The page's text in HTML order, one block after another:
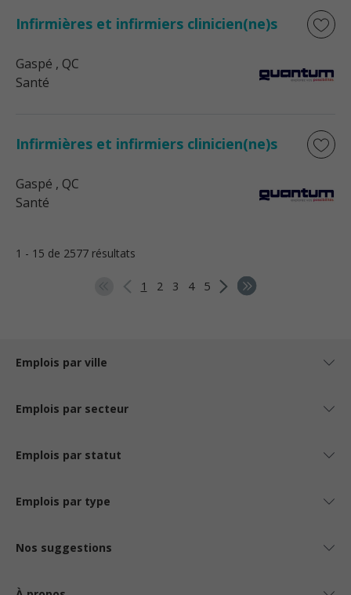
Infirmières et infirmiers clinicien(ne)s
Gaspé , QC
Santé
Infirmières et infirmiers clinicien(ne)s
Gaspé , QC
Santé
1 - 15 de 2577 résultats
1 2 3 4 5
Emplois par ville
Emplois par secteur
Emplois par statut
Emplois par type
Nos suggestions